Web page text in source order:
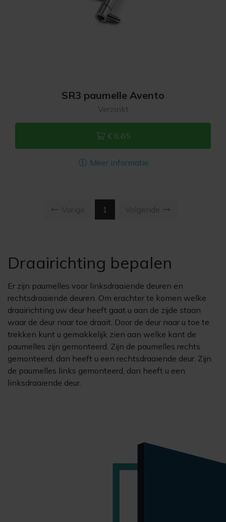
SR3 paumelle Avento
Verzinkt
€ 6,65
Meer informatie
Vorige 1 ( current )Volgende
Draairichting bepalen
Er zijn paumelles voor linksdraaiende deuren en
rechtsdraaiende deuren. Om erachter te komen welke
draairichting uw deur heeft gaat u aan de zijde staan
waar de deur naar toe draait. Door de deur naar u toe te
trekken kunt u gemakkelijk zien aan welke kant de
paumelles zijn gemonteerd. Zijn de paumelles rechts
gemonteerd, dan heeft u een rechtsdraaiende deur. Zijn
de paumelles links gemonteerd, dan heeft u een
linksdraaiende deur.